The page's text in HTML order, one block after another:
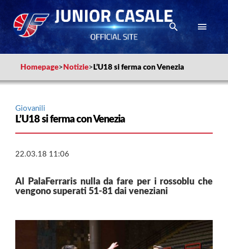
Homepage> Notizie> L’U18 si ferma con Venezia
Giovanili
L’U18 si ferma con Venezia
22.03.18 11:06
Al PalaFerraris nulla da fare per i rossoblu che
vengono superati 51-81 dai veneziani